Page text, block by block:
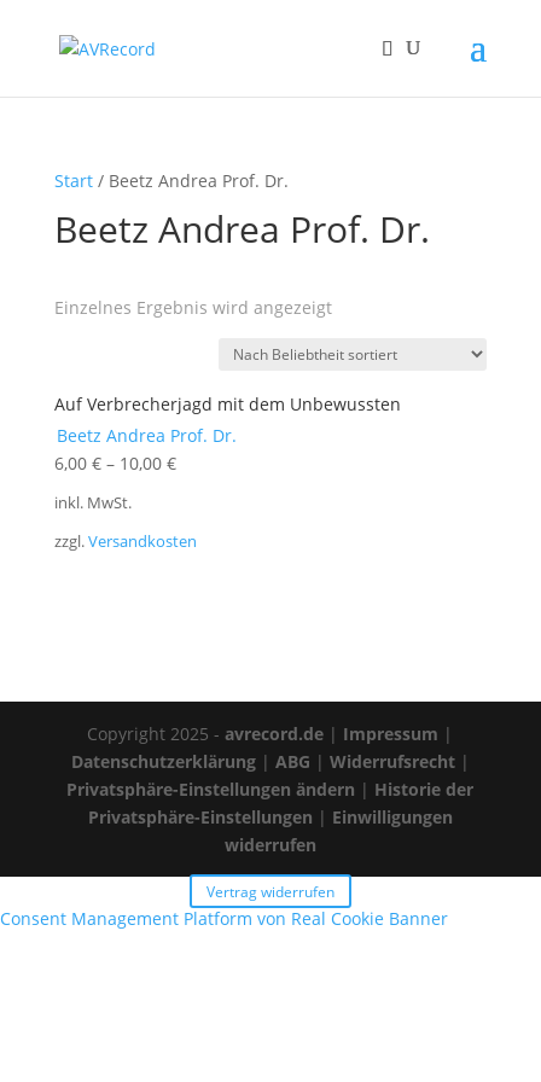
Start/ Beetz Andrea Prof. Dr.
Beetz Andrea Prof. Dr.
Einzelnes Ergebnis wird angezeigt
Auf Verbrecherjagd mit dem Unbewussten
Beetz Andrea Prof. Dr.
6,00 €– 10,00 €
inkl. MwSt.
zzgl.Versandkosten
Copyright 2025 -avrecord.de | Impressum |
Datenschutzerklärung| ABG | Widerrufsrecht|
Privatsphäre-Einstellungen ändern | Historie der
Privatsphäre-Einstellungen | Einwilligungen
widerrufen
Vertrag widerrufen
Consent Management Platform von Real Cookie Banner